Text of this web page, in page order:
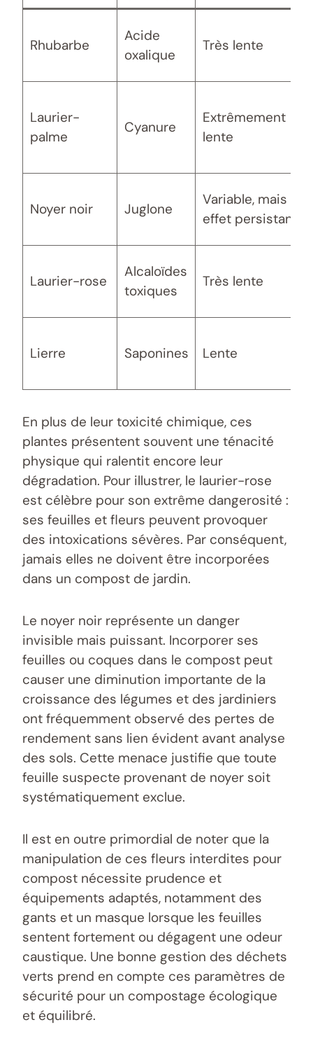
Rhubarbe
Acide
oxalique
Très lente
Laurier-
palme
Cyanure
Extrêmement
lente
Noyer noir Juglone
Variable, mais
effet persistant
Laurier-rose
Alcaloïdes
toxiques
Très lente
Lierre Saponines Lente
En plus de leur toxicité chimique, ces
plantes présentent souvent une ténacité
physique qui ralentit encore leur
dégradation. Pour illustrer, le laurier-rose
est célèbre pour son extrême dangerosité :
ses feuilles et fleurs peuvent provoquer
des intoxications sévères. Par conséquent,
jamais elles ne doivent être incorporées
dans un compost de jardin.
Le noyer noir représente un danger
invisible mais puissant. Incorporer ses
feuilles ou coques dans le compost peut
causer une diminution importante de la
croissance des légumes et des jardiniers
ont fréquemment observé des pertes de
rendement sans lien évident avant analyse
des sols. Cette menace justifie que toute
feuille suspecte provenant de noyer soit
systématiquement exclue.
Il est en outre primordial de noter que la
manipulation de ces fleurs interdites pour
compost nécessite prudence et
équipements adaptés, notamment des
gants et un masque lorsque les feuilles
sentent fortement ou dégagent une odeur
caustique. Une bonne gestion des déchets
verts prend en compte ces paramètres de
sécurité pour un compostage écologique
et équilibré.